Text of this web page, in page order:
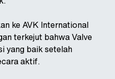
ke AVK International
terkejut bahwa Valve
yang baik setelah
aktif.